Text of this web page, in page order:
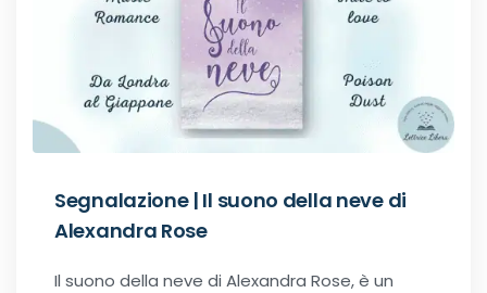
Segnalazione | Il suono della neve di
Alexandra Rose
Il suono della neve di Alexandra Rose, è un